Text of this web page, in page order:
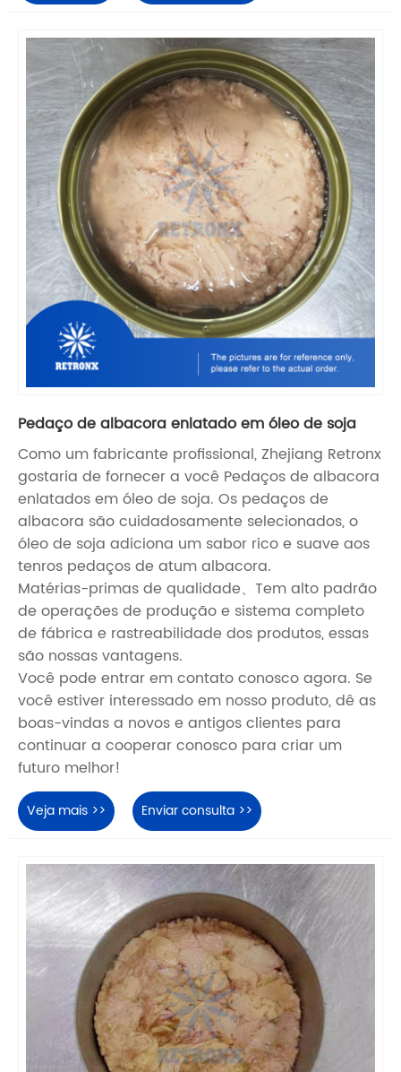
Pedaço de albacora enlatado em óleo de soja
Como um fabricante profissional, Zhejiang Retronx
gostaria de fornecer a você Pedaços de albacora
enlatados em óleo de soja. Os pedaços de
albacora são cuidadosamente selecionados, o
óleo de soja adiciona um sabor rico e suave aos
tenros pedaços de atum albacora.
Matérias-primas de qualidade、Tem alto padrão
de operações de produção e sistema completo
de fábrica e rastreabilidade dos produtos, essas
são nossas vantagens.
Você pode entrar em contato conosco agora. Se
você estiver interessado em nosso produto, dê as
boas-vindas a novos e antigos clientes para
continuar a cooperar conosco para criar um
futuro melhor!
Veja mais >> Enviar consulta >>